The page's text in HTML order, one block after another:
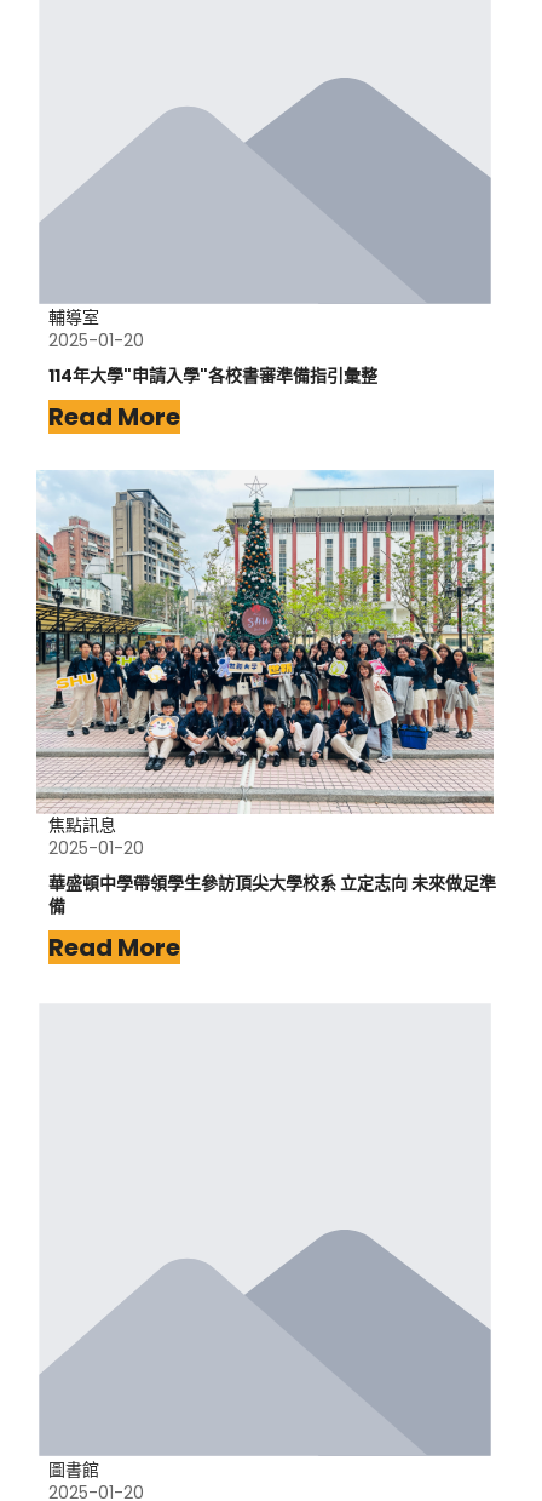
輔導室
2025-01-20
114年大學"申請入學"各校書審準備指引彙整
Read More
焦點訊息
2025-01-20
華盛頓中學帶領學生參訪頂尖大學校系 立定志向 未來做足準
備
Read More
圖書館
2025-01-20